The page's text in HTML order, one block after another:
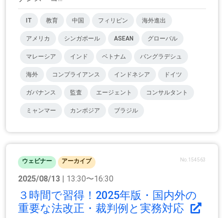
IT 教育 中国 フィリピン 海外進出
アメリカ シンガポール ASEAN グローバル
マレーシア インド ベトナム バングラデシュ
海外 コンプライアンス インドネシア ドイツ
ガバナンス 監査 エージェント コンサルタント
ミャンマー カンボジア ブラジル
ウェビナー アーカイブ No.154563
2025/08/13 | 13:30〜16:30
３時間で習得！2025年版・国内外の
重要な法改正・裁判例と実務対応